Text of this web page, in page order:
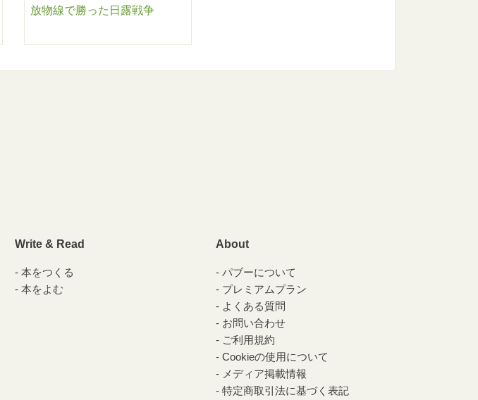
放物線で勝った日露戦争
Write & Read
本をつくる
本をよむ
About
パブーについて
プレミアムプラン
よくある質問
お問い合わせ
ご利用規約
Cookieの使用について
メディア掲載情報
特定商取引法に基づく表記